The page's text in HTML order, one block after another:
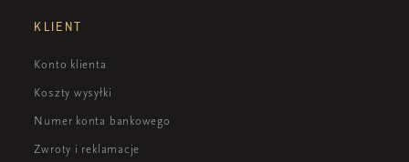
KLIENT
Konto klienta
Koszty wysyłki
Numer konta bankowego
Zwroty i reklamacje